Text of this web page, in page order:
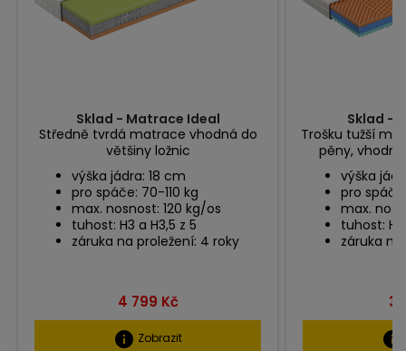
Sklad - Matrace Ideal
Středně tvrdá matrace vhodná do
většiny ložnic
výška jádra: 18 cm
pro spáče: 70-110 kg
max. nosnost: 120 kg/os
tuhost: H3 a H3,5 z 5
záruka na proležení: 4 roky
Cena
4 799 Kč
info Zobrazit
Sklad -
Trošku tužší
pěny,
výška
pro
max.
tuhost: H3
záruka
3
info